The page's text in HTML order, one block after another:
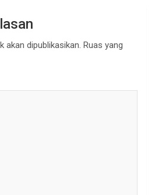
akan dipublikasikan. Ruas yang